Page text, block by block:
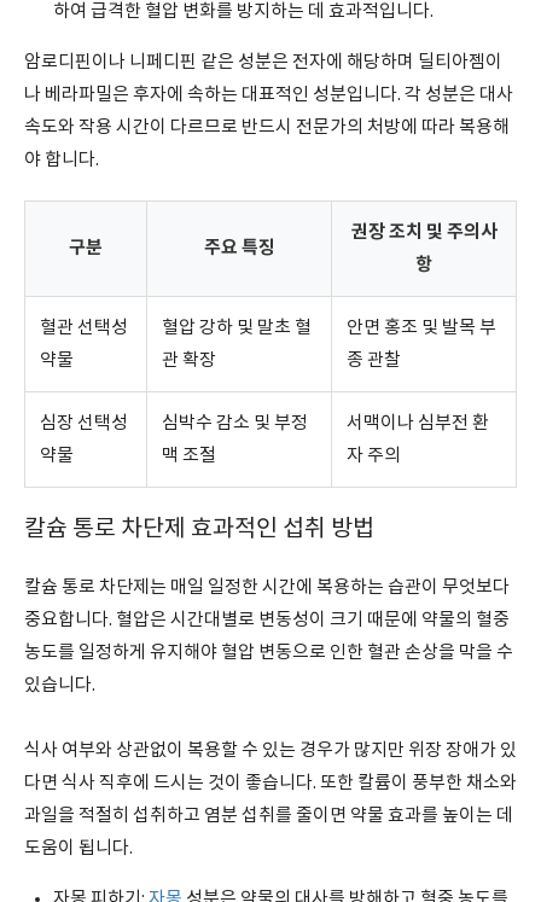
하여 급격한 혈압 변화를 방지하는 데 효과적입니다.
암로디핀이나 니페디핀 같은 성분은 전자에 해당하며 딜티아젬이
나 베라파밀은 후자에 속하는 대표적인 성분입니다. 각 성분은 대사
속도와 작용 시간이 다르므로 반드시 전문가의 처방에 따라 복용해
야 합니다.
구분 주요 특징
권장 조치 및 주의사
항
혈관 선택성
약물
혈압 강하 및 말초 혈
관 확장
안면 홍조 및 발목 부
종 관찰
심장 선택성
약물
심박수 감소 및 부정
맥 조절
서맥이나 심부전 환
자 주의
칼슘 통로 차단제 효과적인 섭취 방법
칼슘 통로 차단제는 매일 일정한 시간에 복용하는 습관이 무엇보다
중요합니다. 혈압은 시간대별로 변동성이 크기 때문에 약물의 혈중
농도를 일정하게 유지해야 혈압 변동으로 인한 혈관 손상을 막을 수
있습니다.
식사 여부와 상관없이 복용할 수 있는 경우가 많지만 위장 장애가 있
다면 식사 직후에 드시는 것이 좋습니다. 또한 칼륨이 풍부한 채소와
과일을 적절히 섭취하고 염분 섭취를 줄이면 약물 효과를 높이는 데
도움이 됩니다.